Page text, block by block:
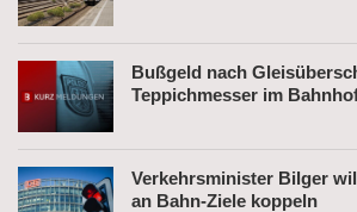
Bußgeld nach
Teppichmesser im
Verkehrsminister Bilger
an Bahn-Ziele koppeln